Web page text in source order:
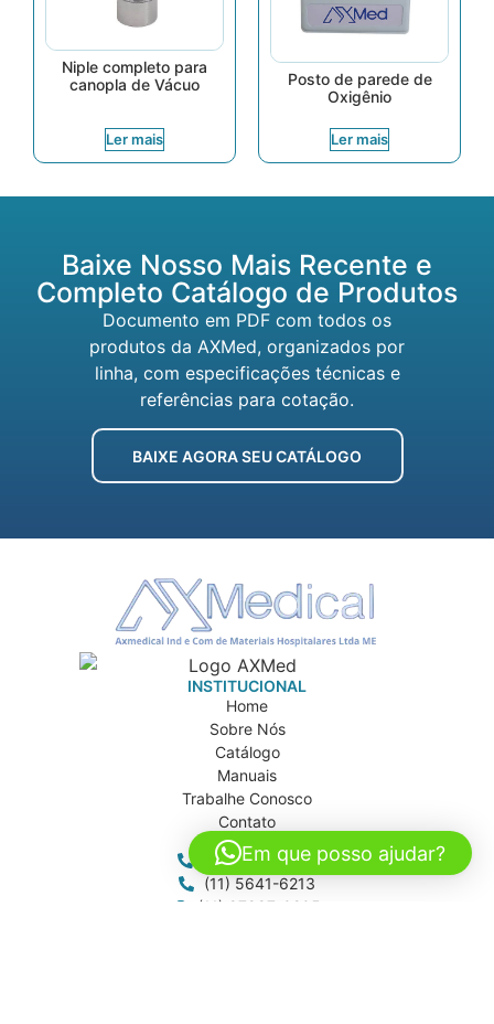
Niple completo para
canopla de Vácuo
Ler mais
Posto de parede de
Oxigênio
Ler mais
Baixe Nosso Mais Recente e
Completo Catálogo de Produtos
Documento em PDF com todos os
produtos da AXMed, organizados por
linha, com especificações técnicas e
referências para cotação.
BAIXE AGORA SEU CATÁLOGO
INSTITUCIONAL
Home
Sobre Nós
Catálogo
Manuais
Trabalhe Conosco
Contato
CONTATO
(11) 5642-0302
(11) 5641-6213
(11) 97997-0205
Em que posso ajudar?